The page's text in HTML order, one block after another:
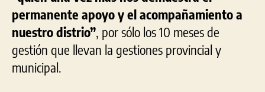
permanente apoyo y el acompañamiento a
nuestro distrio”, por sólo los 10 meses de
gestión que llevan la gestiones provincial y
municipal.